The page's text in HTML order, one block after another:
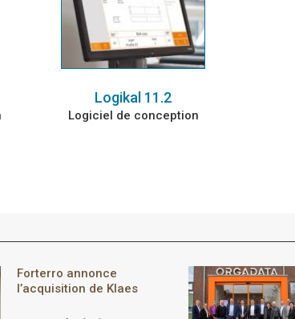
Logikal 11.2
Logiciel de conception
Forterro annonce
l’acquisition de Klaes